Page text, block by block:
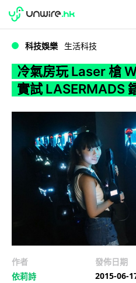
WWDC 2026
科技娛樂 生活科技
冷氣房玩 Laser 槍
實試 LASERMADS
作者
依莉詩
發佈日期
2015-06-